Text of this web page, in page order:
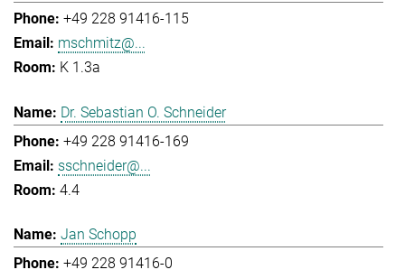
+49 228 91416-115
mschmitz@...
K 1.3a
Dr. Sebastian O. Schneider
+49 228 91416-169
sschneider@...
4.4
Jan Schopp
+49 228 91416-0